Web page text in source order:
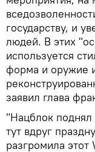
государству, и
людей. В этих
используется
форма и оружие
заявил глава
"Нацблок
тут вдруг
разгромила этот